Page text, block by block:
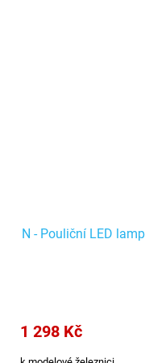
N - Pouliční LED
1 298 Kč